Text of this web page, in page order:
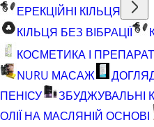
ЕРЕКЦІЙНІ КІЛЬЦЯ
КІЛЬЦЯ БЕЗ ВІБРАЦІЇ
КОСМЕТИКА І
NURU МАСАЖ
ПЕНІСУ
ЗБУДЖУВАЛЬНІ
ОЛІЇ НА МАСЛЯНІЙ ОСНОВІ